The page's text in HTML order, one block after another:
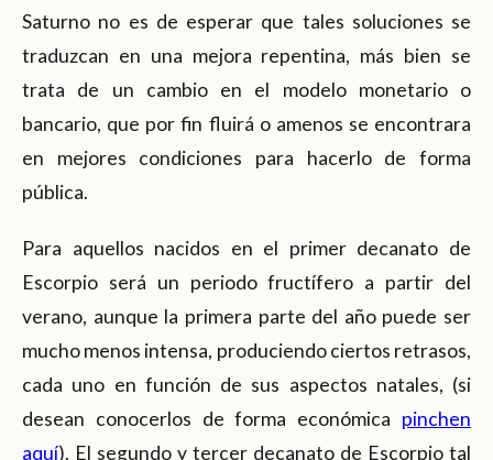
Saturno no es de esperar que tales soluciones se
traduzcan en una mejora repentina, más bien se
trata de un cambio en el modelo monetario o
bancario, que por fin fluirá o amenos se encontrara
en mejores condiciones para hacerlo de forma
pública.
Para aquellos nacidos en el primer decanato de
Escorpio será un periodo fructífero a partir del
verano, aunque la primera parte del año puede ser
mucho menos intensa, produciendo ciertos retrasos,
cada uno en función de sus aspectos natales, (si
desean conocerlos de forma económica pinchen
aquí). El segundo y tercer decanato de Escorpio tal